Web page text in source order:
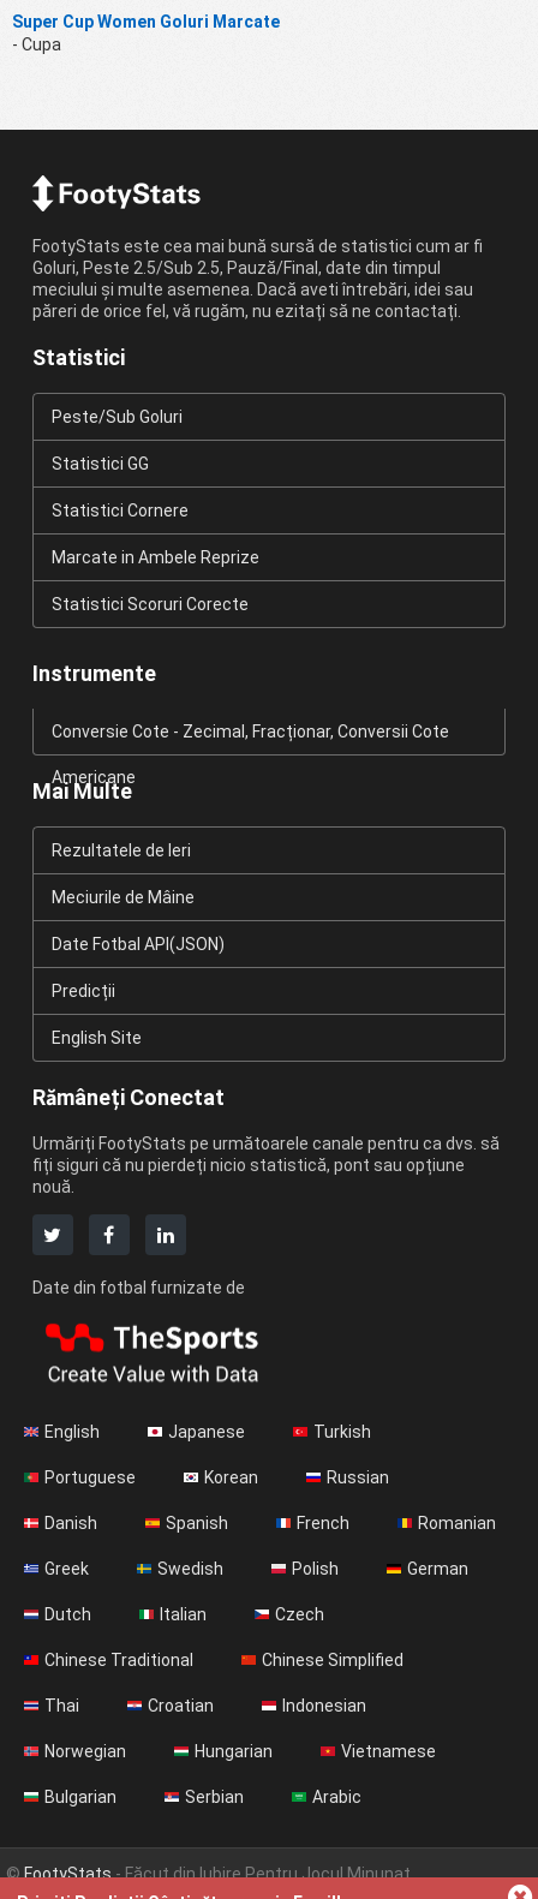
Super Cup Women Goluri Marcate
- Cupa
FootyStats este cea mai bună sursă de statistici cum ar fi
Goluri, Peste 2.5/Sub 2.5, Pauză/Final, date din timpul
meciului și multe asemenea. Dacă aveti întrebări, idei sau
păreri de orice fel, vă rugăm, nu ezitați să ne contactați.
Statistici
Peste/Sub Goluri
Statistici GG
Statistici Cornere
Marcate in Ambele Reprize
Statistici Scoruri Corecte
Instrumente
Conversie Cote - Zecimal, Fracționar, Conversii Cote
Americane
Mai Multe
Rezultatele de Ieri
Meciurile de Mâine
Date Fotbal API(JSON)
Predicții
English Site
Rămâneți Conectat
Urmăriți FootyStats pe următoarele canale pentru ca dvs. să
fiți siguri că nu pierdeți nicio statistică, pont sau opțiune
nouă.
Date din fotbal furnizate de
English Japanese Turkish
Portuguese Korean Russian
Danish Spanish French Romanian
Greek Swedish Polish German
Dutch Italian Czech
Chinese Traditional Chinese Simplified
Thai Croatian Indonesian
Norwegian Hungarian Vietnamese
Bulgarian Serbian Arabic
©FootyStats- Făcut din Iubire Pentru Jocul Minunat